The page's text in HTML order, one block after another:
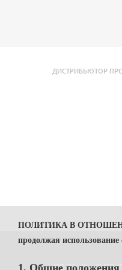
ДИСТРИБЬЮТОР
ПОЛИТИКА В
продолжая
1. Общие положения